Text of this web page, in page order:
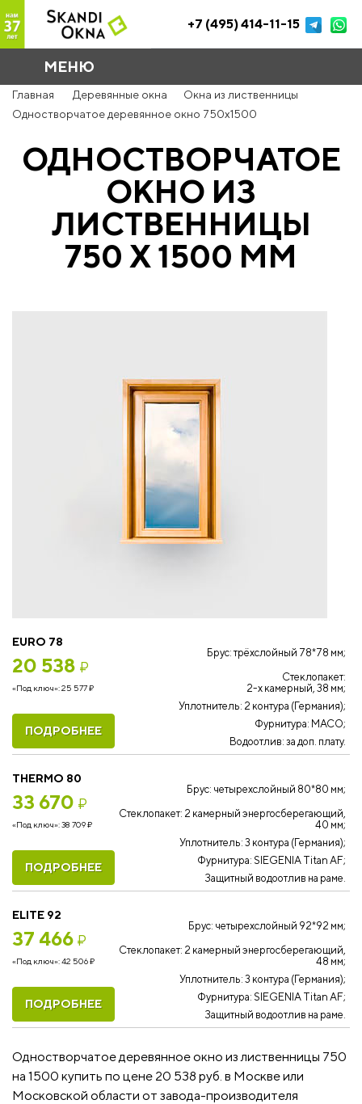
+7 (495) 414-11-15
МЕНЮ
Главная Деревянные окна
Окна из лиственницы
Одностворчатое деревянное окно 750x1500
ОДНОСТВОРЧАТОЕ
ОКНО ИЗ
ЛИСТВЕННИЦЫ
750 Х 1500 ММ
EURO 78
20 538 ₽
«Под ключ»:25 577₽
Брус: трёхслойный 78*78 мм;
Стеклопакет:
2-х камерный, 38 мм;
Уплотнитель: 2 контура (Германия);
Фурнитура: MACO;
Водоотлив: за доп. плату.
ПОДРОБНЕЕ
THERMO 80
33 670 ₽
«Под ключ»:38 709₽
Брус: четырехслойный 80*80 мм;
Стеклопакет: 2 камерный энергосберегающий,
40 мм;
Уплотнитель: 3 контура (Германия);
Фурнитура: SIEGENIA Titan AF;
Защитный водоотлив на раме.
ПОДРОБНЕЕ
ELITE 92
37 466 ₽
«Под ключ»:42 506₽
Брус: четырехслойный 92*92 мм;
Стеклопакет: 2 камерный энергосберегающий,
48 мм;
Уплотнитель: 3 контура (Германия);
Фурнитура: SIEGENIA Titan AF;
Защитный водоотлив на раме.
ПОДРОБНЕЕ
Одностворчатое деревянное окно из лиственницы 750
на 1500 купить по цене 20 538 руб. в Москве или
Московской области от завода-производителя